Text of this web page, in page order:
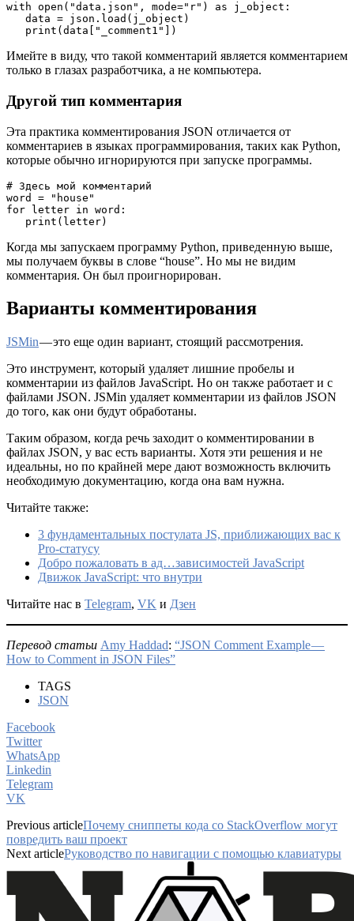
with open("data.json", mode="r") as j_object:
   print(data["_comment1"])
Имейте в виду, что такой комментарий является комментарием
только в глазах разработчика, а не компьютера.
Другой тип комментария
Эта практика комментирования JSON отличается от
комментариев в языках программирования, таких как Python,
которые обычно игнорируются при запуске программы.
# Здесь мой комментарий
word = "house"
for letter in word:
   print(letter)
Когда мы запускаем программу Python, приведенную выше,
мы получаем буквы в слове “house”. Но мы не видим
комментария. Он был проигнорирован.
Варианты комментирования
JSMin— это еще один вариант, стоящий рассмотрения.
Это инструмент, который удаляет лишние пробелы и
комментарии из файлов JavaScript. Но он также работает и с
файлами JSON. JSMin удаляет комментарии из файлов JSON
до того, как они будут обработаны.
Таким образом, когда речь заходит о комментировании в
файлах JSON, у вас есть варианты. Хотя эти решения и не
идеальны, но по крайней мере дают возможность включить
необходимую документацию, когда она вам нужна.
Читайте также:
3 фундаментальных постулата JS, приближающих вас к
Pro-статусу
Добро пожаловать в ад…зависимостей JavaScript
Движок JavaScript: что внутри
Читайте нас в Telegram, VK и Дзен
Перевод статьи Amy Haddad: “JSON Comment Example —
How to Comment in JSON Files”
TAGS
JSON
Facebook
Twitter
WhatsApp
Linkedin
Telegram
VK
Previous articleПочему сниппеты кода со StackOverflow могут
повредить ваш проект
Next articleРуководство по навигации с помощью клавиатуры